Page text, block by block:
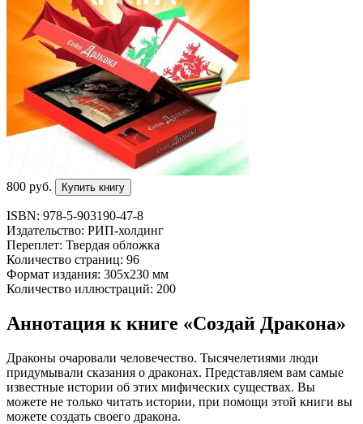
800 pуб. Купить книгу
ISBN: 978-5-903190-47-8
Издательство: РИП-холдинг
Переплет: Твердая обложка
Количество страниц: 96
Формат издания: 305х230 мм
Количество иллюстраций: 200
Аннотация к книге «Создай Дракона»
Драконы очаровали человечество. Тысячелетиями люди
придумывали сказания о драконах. Представляем вам самые
известные истории об этих мифических существах. Вы
можете не только читать истории, при помощи этой книги вы
можете создать своего дракона.